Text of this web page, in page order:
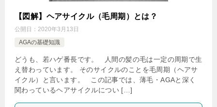
【図解】ヘアサイクル（毛周期）とは？
公開日： 2020年3月13日
AGAの基礎知識
どうも、若ハゲ番長です。 人間の髪の毛は一定の周期で生
え替わっています。 そのサイクルのことを毛周期（ヘアサ
イクル）と言います。 この記事では、薄毛・AGAと深く
関わっているヘアサイクルについ […]